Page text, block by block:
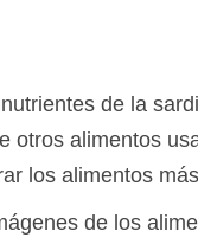
de la
otros alimentos
los alimentos
de los